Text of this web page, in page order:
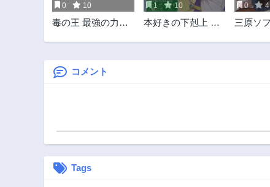
0 10
毒の王 最強の力に
ハーレムの主とな
る
1 10
本好きの下剋上 フ
0
三原ソ
コメント
Tags